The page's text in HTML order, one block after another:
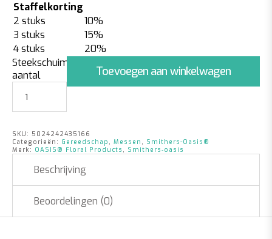
Staffelkorting
2 stuks
10%
3 stuks
15%
4 stuks
20%
Steekschuimmes
aantal
Toevoegen aan winkelwagen
SKU: 5024242435166
Categorieën: Gereedschap , Messen , Smithers-Oasis®
Merk: OASIS® Floral Products , Smithers‑oasis
Beschrijving
Beoordelingen (0)